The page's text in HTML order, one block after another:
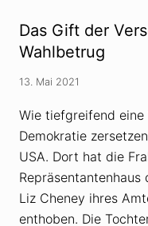
i
n
f
r
m
t
o
n
s
p
o
l
i
s
V
e
r
s
c
w
ö
r
u
n
g
t
h
Das Gift der
Wahlbetrug
13. Mai 2021
Wie tiefgreifend
Demokratie
USA. Dort hat die
Liz Cheney ihres
enthoben. Die